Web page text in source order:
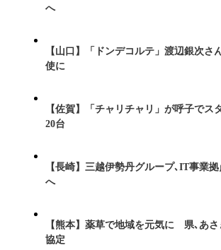
へ
【山口】「ドンデコルテ」渡辺銀次さ
使に
【佐賀】「チャリチャリ」が呼子でス
20台
【長崎】三越伊勢丹グループ､IT事業
へ
【熊本】薬草で地域を元気に 県､あさ
協定